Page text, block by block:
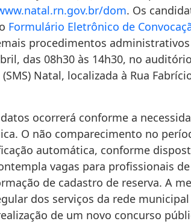
dom. Os
Formulário Eletrônico de
procedimentos
das 08h30 às 14h30, no
Natal, localizada à Rua
ocorrerá conforme a
O não comparecimento no
automática, conforme
vagas para profissionais
de cadastro de reserva. A
dos serviços da rede
de um novo concurso